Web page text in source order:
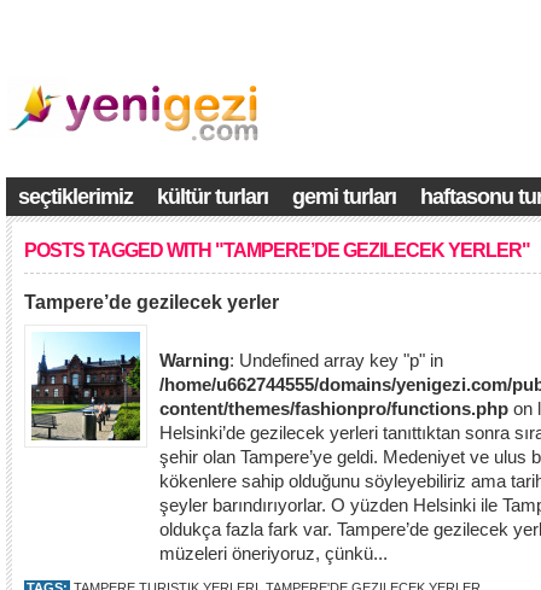
seçtiklerimiz kültür turları gemi turları haftasonu
POSTS TAGGED WITH "TAMPERE’DE GEZILECEK YERLER"
Tampere’de gezilecek yerler
Warning: Undefined array key "p" in
/home/u662744555/domains/yenigezi.com/
content/themes/fashionpro/functions.php on
Helsinki’de gezilecek yerleri tanıttıktan sonra
şehir olan Tampere’ye geldi. Medeniyet ve ulus
kökenlere sahip olduğunu söyleyebiliriz ama
şeyler barındırıyorlar. O yüzden Helsinki ile
oldukça fazla fark var. Tampere’de gezilecek
müzeleri öneriyoruz, çünkü...